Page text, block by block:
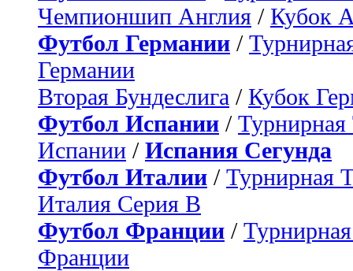
Чемпионшип Англия / Кубок
Футбол Германии /
Германии
Вторая Бундеслига / Кубок
Футбол Испании / Турнирная
Испании / Испания Сегунда
Футбол Италии / Турнирная
Италия Серия B
Футбол Франции /
Франции